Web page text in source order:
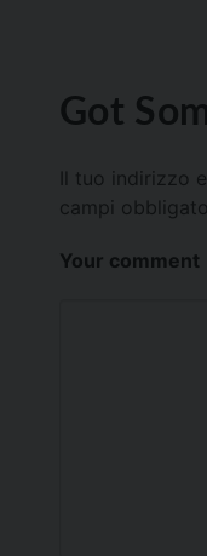
Got
Il tuo indirizzo
campi
Your comment